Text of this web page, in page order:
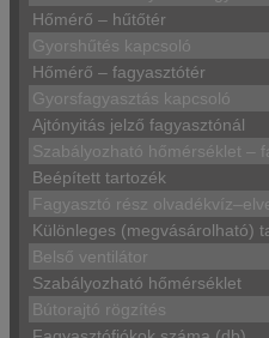
Hőmérő – hűtőtér
Gyorshűtés kapcsoló
Hőmérő – fagyasztótér
Gyorsfagyasztás kapcsoló
Ajtónyitás jelző fagyasztónál
Szabályozható hőmérséklet –
Beépített tartozék
Fagyasztó rész
Különleges (megvásárolható)
Belső ventilátor
Szabályozható hőmérséklet
Bútorajtó rögzítés